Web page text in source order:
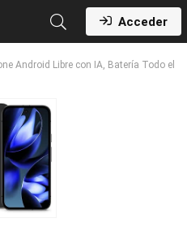
Acceder
Android Libre con IA, Batería Todo el